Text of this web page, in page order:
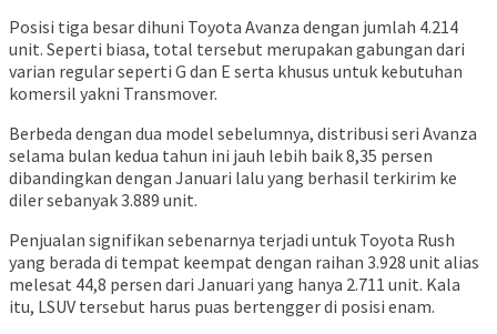
Posisi tiga besar dihuni Toyota Avanza dengan jumlah 4.214
unit. Seperti biasa, total tersebut merupakan gabungan dari
varian regular seperti G dan E serta khusus untuk kebutuhan
komersil yakni Transmover.
Berbeda dengan dua model sebelumnya, distribusi seri Avanza
selama bulan kedua tahun ini jauh lebih baik 8,35 persen
dibandingkan dengan Januari lalu yang berhasil terkirim ke
diler sebanyak 3.889 unit.
Penjualan signifikan sebenarnya terjadi untuk Toyota Rush
yang berada di tempat keempat dengan raihan 3.928 unit alias
melesat 44,8 persen dari Januari yang hanya 2.711 unit. Kala
itu, LSUV tersebut harus puas bertengger di posisi enam.